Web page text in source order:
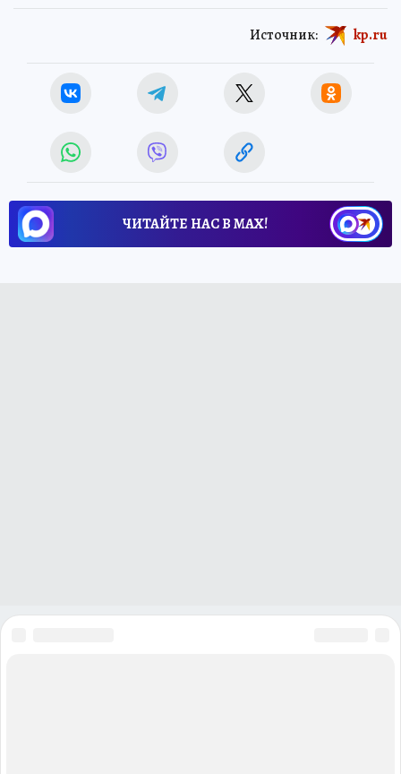
Источник: kp.ru
ЧИТАЙТЕ НАС В МАХ!